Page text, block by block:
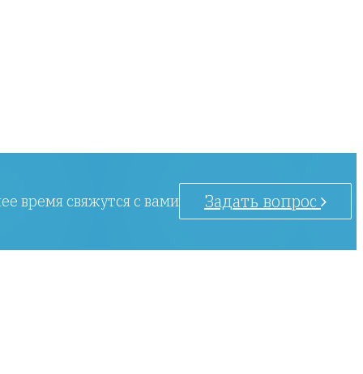
время свяжутся с вами Задать вопрос